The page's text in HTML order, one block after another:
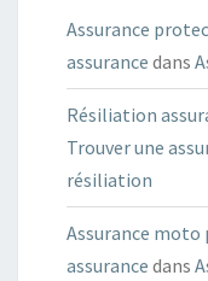
Assurance
assurance dans
Résiliation
Trouver une
résiliation
Assurance moto
assurance dans